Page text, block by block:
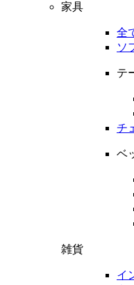
家具
全
ソ
テ
チ
ベ
雑貨
イ